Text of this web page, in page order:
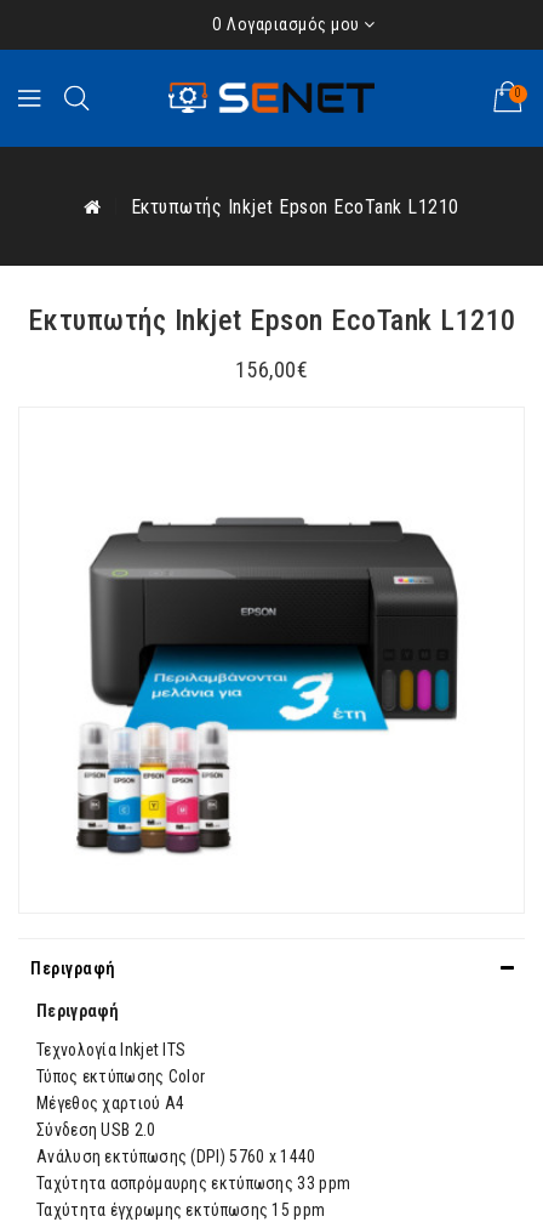
Ο Λογαριασμός μου
0
Εκτυπωτής Inkjet Epson EcoTank L1210
Εκτυπωτής Inkjet Epson EcoTank L1210
156,00€
Περιγραφή
Περιγραφή
Τεχνολογία Inkjet ITS
Τύπος εκτύπωσης Color
Μέγεθος χαρτιού A4
Σύνδεση USB 2.0
Ανάλυση εκτύπωσης (DPI) 5760 x 1440
Ταχύτητα ασπρόμαυρης εκτύπωσης 33 ppm
Ταχύτητα έγχρωμης εκτύπωσης 15 ppm